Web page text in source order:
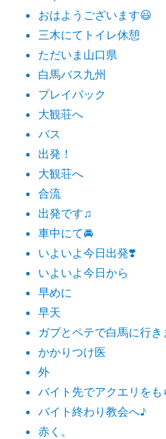
おはようございます😃
三木にてトイレ休憩
ただいま山口県
白馬バス九州
プレイバック
大観荘へ
バス
出発！
大観荘へ
合流
出発です♫
車中にて🚘
いよいよ今日出発❣️
いよいよ今日から
早めに
早天
ガブとペテで白馬に行
かかりつけ医
外
バイト先でアクエリを
バイト終わり教会へ♪
赤く。